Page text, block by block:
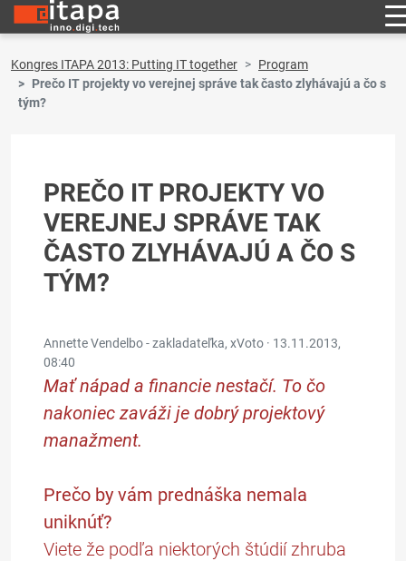
Kongres ITAPA 2013: Putting IT together
Program
Prečo IT projekty vo verejnej správe tak často zlyhávajú a čo s
tým?
PREČO IT PROJEKTY VO
VEREJNEJ SPRÁVE TAK
ČASTO ZLYHÁVAJÚ A ČO S
TÝM?
Annette Vendelbo - zakladateľka, xVoto · 13.11.2013,
08:40
Mať nápad a financie nestačí. To čo
nakoniec zaváži je dobrý projektový
manažment.
Prečo by vám prednáška nemala
uniknúť?
Viete že podľa niektorých štúdií zhruba